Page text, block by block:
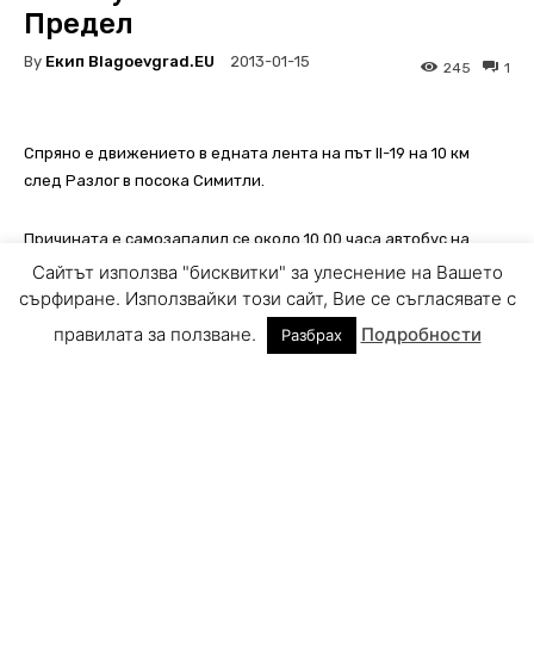
Сайтът използва "бисквитки" за улеснение на Вашето
сърфиране. Използвайки този сайт, Вие се съгласявате с
правилата за ползване.
Разбрах Подробности